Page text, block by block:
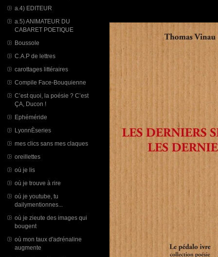
a.4) EDITEUR
a.5) ANIMATEUR DU
CABARET POETIQUE
Boussole
C.A.P de lettres
carottages littéraires
Compile Face-Bouquienne
C’est quoi, la poésie ? C’est
ÇA, Ducon !
Ephéméride
LyonnÈseries
mes clics sans mes claques
oreillettes
où je lis
où je trouve à rire
où je youtube, tu
dailymentionnes...
où je zieute des images qui
bougent
où mon taux d'adrénaline
augmente